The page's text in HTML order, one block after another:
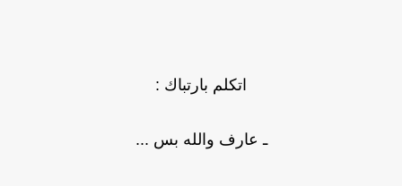
اتكلم بارتباك :
ـ عارف والله بس ...